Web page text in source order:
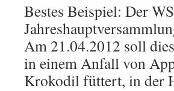
Bestes Beispiel: Der
Am 21.04.2012 soll
in einem Anfall von
Krokodil füttert, in der